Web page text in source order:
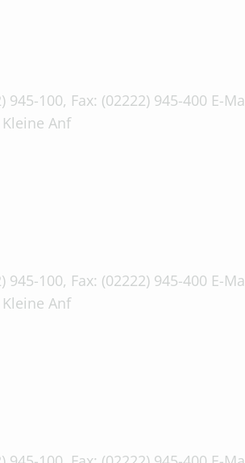
100, Fax: (02222) 945-400
Anf
100, Fax: (02222) 945-400
Anf